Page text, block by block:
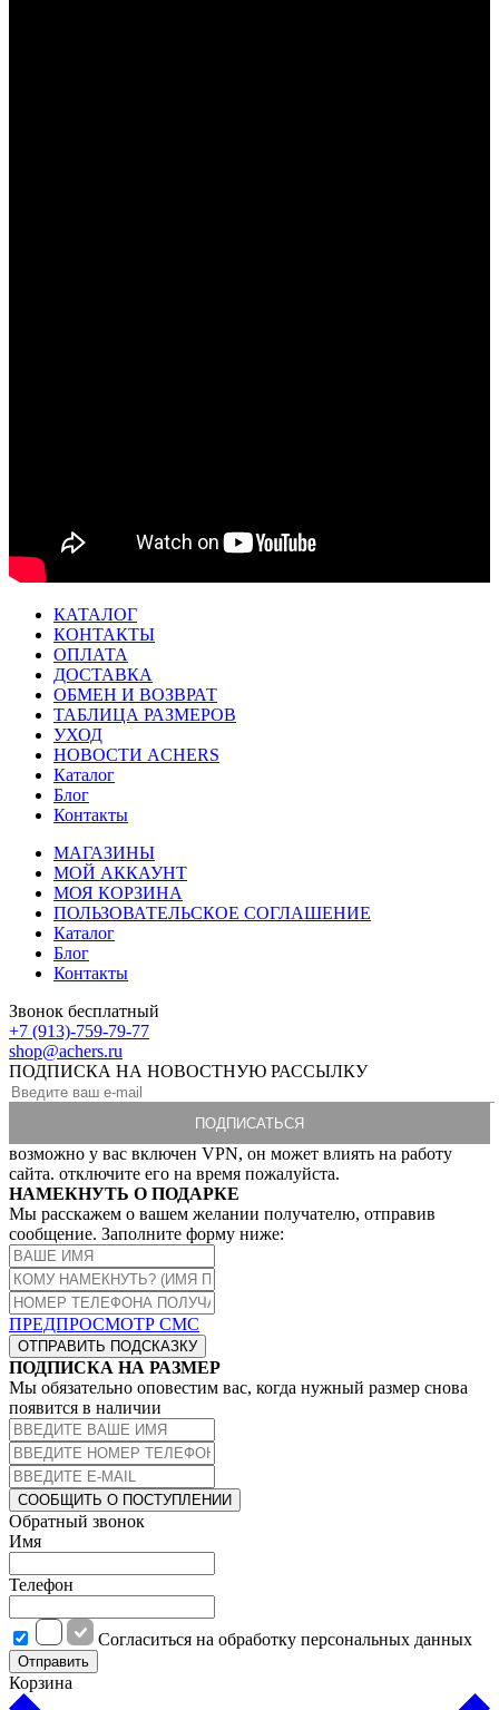
КАТАЛОГ
КОНТАКТЫ
ОПЛАТА
ДОСТАВКА
ОБМЕН И ВОЗВРАТ
ТАБЛИЦА РАЗМЕРОВ
УХОД
НОВОСТИ ACHERS
Каталог
Блог
Контакты
МАГАЗИНЫ
МОЙ АККАУНТ
МОЯ КОРЗИНА
ПОЛЬЗОВАТЕЛЬСКОЕ СОГЛАШЕНИЕ
Каталог
Блог
Контакты
Звонок бесплатный
+7 (913)-759-79-77
shop@achers.ru
ПОДПИСКА НА НОВОСТНУЮ РАССЫЛКУ
возможно у вас включен VPN, он может влиять на работу
сайта. отключите его на время пожалуйста.
НАМЕКНУТЬ О ПОДАРКЕ
Мы расскажем о вашем желании получателю, отправив
сообщение. Заполните форму ниже:
ПРЕДПРОСМОТР СМС
ОТПРАВИТЬ ПОДСКАЗКУ
ПОДПИСКА НА РАЗМЕР
Мы обязательно оповестим вас, когда нужный размер снова
появится в наличии
СООБЩИТЬ О ПОСТУПЛЕНИИ
Обратный звонок
Имя
Телефон
Cогласиться на обработку персональных данных
Отправить
Корзина